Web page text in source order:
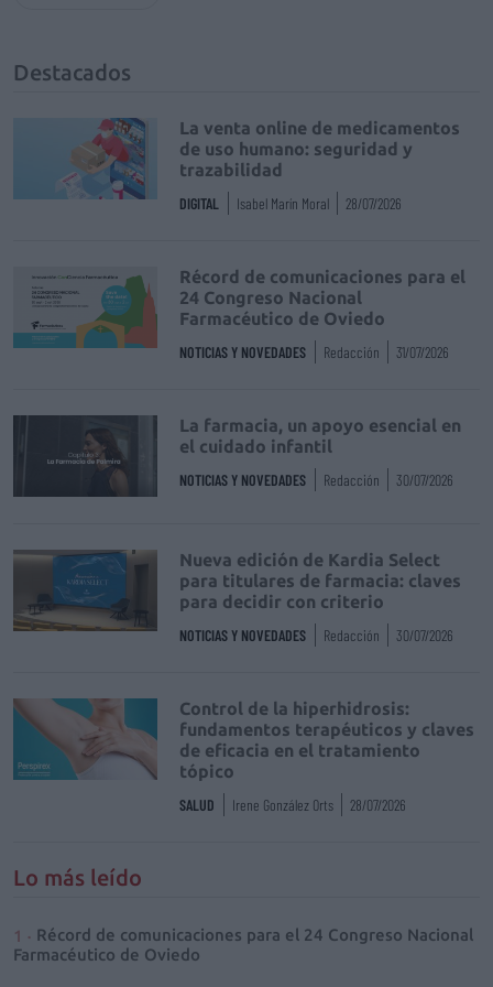
Destacados
La venta online de medicamentos
de uso humano: seguridad y
trazabilidad
DIGITAL Isabel Marín Moral 28/07/2026
Récord de comunicaciones para el
24 Congreso Nacional
Farmacéutico de Oviedo
NOTICIAS Y NOVEDADES Redacción 31/07/2026
La farmacia, un apoyo esencial en
el cuidado infantil
NOTICIAS Y NOVEDADES Redacción 30/07/2026
Nueva edición de Kardia Select
para titulares de farmacia: claves
para decidir con criterio
NOTICIAS Y NOVEDADES Redacción 30/07/2026
Control de la hiperhidrosis:
fundamentos terapéuticos y claves
de eficacia en el tratamiento
tópico
SALUD Irene González Orts 28/07/2026
Lo más leído
Récord de comunicaciones para el 24 Congreso Nacional
Farmacéutico de Oviedo